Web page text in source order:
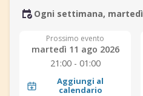
Articoli
Video
Glossario della salsa
Ogni settimana, martedì
Prossimo evento
martedì 11 ago 2026
21:00 - 01:00
Aggiungi al
calendario